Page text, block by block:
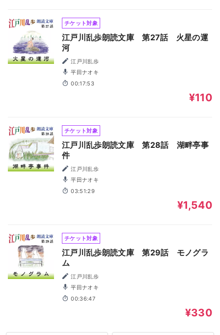
チケット対象
江戸川乱歩朗読文庫 第27話 火星の運
河
江戸川乱歩
平田ナオキ
00:17:53
¥110
チケット対象
江戸川乱歩朗読文庫 第28話 湖畔亭事
件
江戸川乱歩
平田ナオキ
03:51:29
¥1,540
チケット対象
江戸川乱歩朗読文庫 第29話 モノグラ
ム
江戸川乱歩
平田ナオキ
00:36:47
¥330